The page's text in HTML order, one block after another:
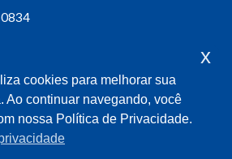
mandato
cookies para melhorar sua
Ao continuar navegando, você
nossa Política de Privacidade.
x